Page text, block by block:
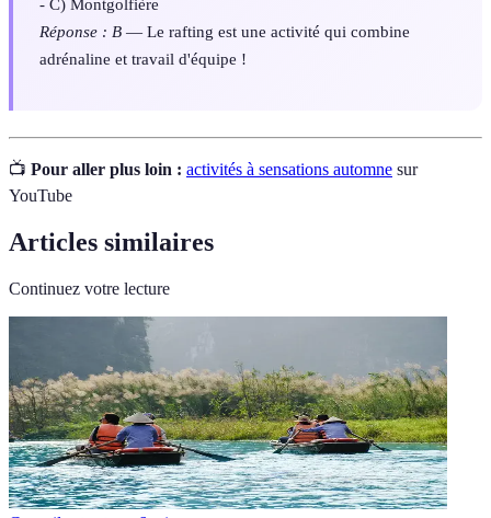
Réponse : B — Le rafting est une activité qui combine
adrénaline et travail d'équipe !
📺 Pour aller plus loin : activités à sensations automne sur
YouTube
Articles similaires
Continuez votre lecture